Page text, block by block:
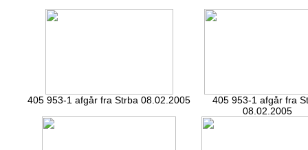
405 953-1 afgår fra Strba 08.02.2005
405 953-1 afgår fra
08.02.2005